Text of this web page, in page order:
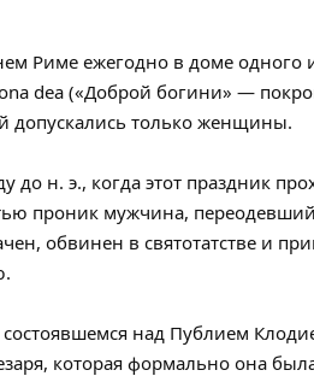
Риме ежегодно в доме одного
dea («Доброй богини» —
допускались только женщины.
до н. э., когда этот праздник
проник мужчина,
обвинен в святотатстве и
состоявшемся над Публием
которая формально она